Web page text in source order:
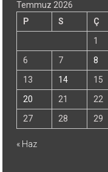
Temmuz 2026
P
S Ç
1
6
7 8
13
14 15
20
21 22
27
28 29
« Haz